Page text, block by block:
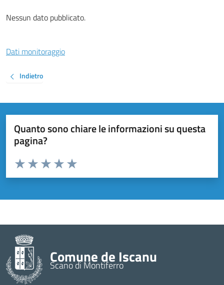
Nessun dato pubblicato.
Dati monitoraggio
Indietro
Quanto sono chiare le informazioni su questa
pagina?
Valuta da 1 a 5 stelle la pagina
Valuta 5 stelle su 5
Valuta 4 stelle su 5
Valuta 3 stelle su 5
Valuta 2 stelle su 5
Valuta 1 stelle su 5
Comune de Iscanu
Scano di Montiferro